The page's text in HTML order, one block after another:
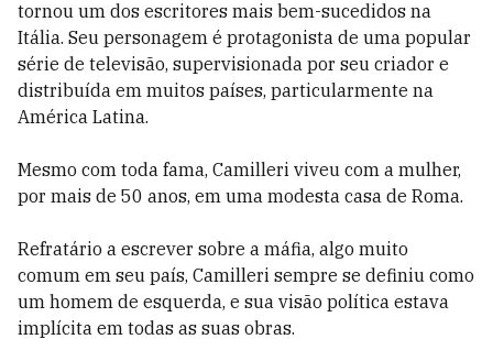
tornou um dos escritores mais bem-sucedidos na
Itália. Seu personagem é protagonista de uma popular
série de televisão, supervisionada por seu criador e
distribuída em muitos países, particularmente na
América Latina.
Mesmo com toda fama, Camilleri viveu com a mulher,
por mais de 50 anos, em uma modesta casa de Roma.
Refratário a escrever sobre a máfia, algo muito
comum em seu país, Camilleri sempre se definiu como
um homem de esquerda, e sua visão política estava
implícita em todas as suas obras.